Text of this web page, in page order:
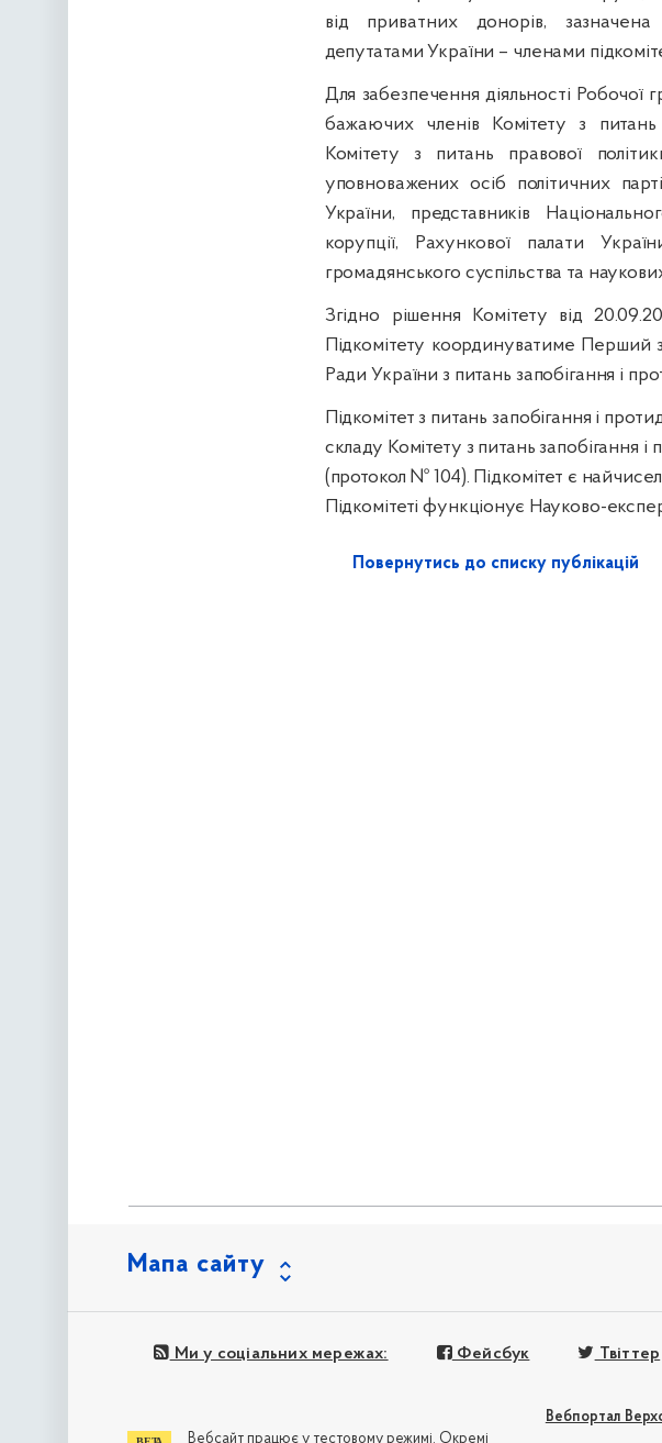
від приватних донорів, зазначена
депутатами України – членами
Для забезпечення діяльності Робочої
бажаючих членів Комітету з питань
Комітету з питань правової
уповноважених осіб політичних
України, представників
корупції, Рахункової палати
громадянського суспільства та
Згідно рішення Комітету від
Підкомітету координуватиме Перший
Ради України з питань запобігання і
Підкомітет з питань запобігання і
складу Комітету з питань запобігання і
(протокол № 104). Підкомітет є
Підкомітеті функціонує Науково-
Повернутись до списку публікацій
Мапа сайту
Ми у соціальних мережах: Фейсбук Твіттер
Вебпортал
Вебсайт працює у тестовому режимі. Окремі